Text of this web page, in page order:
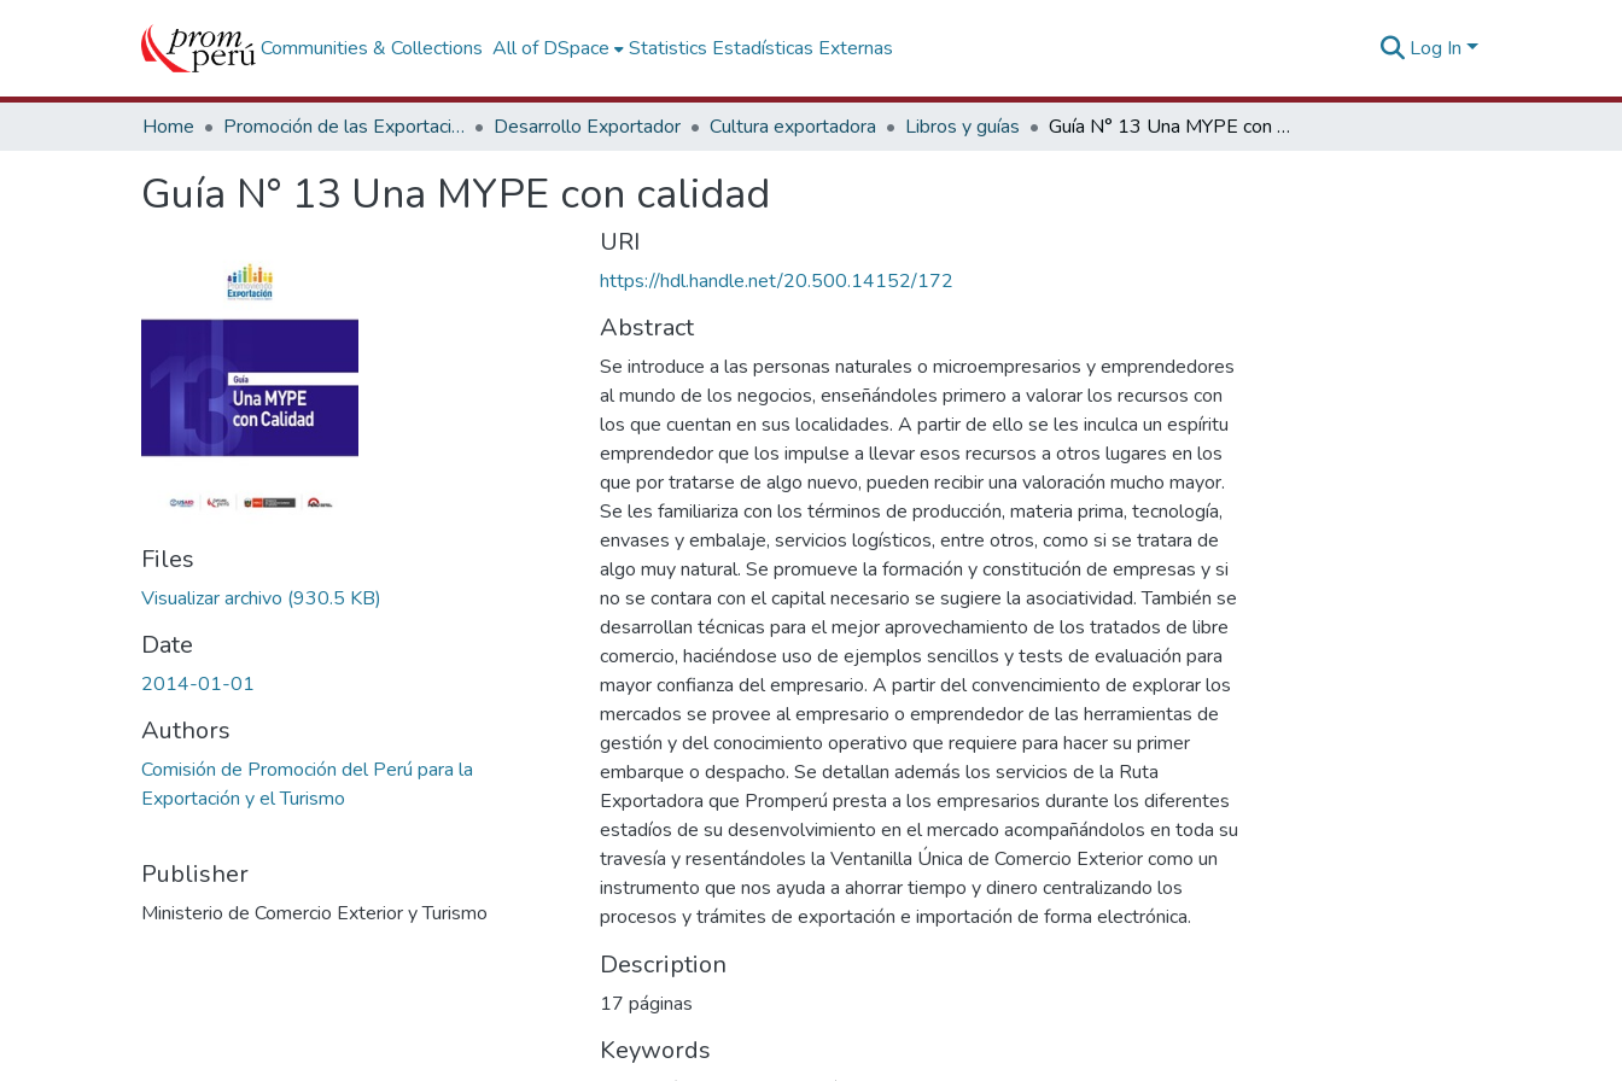
Communities & Collections All of DSpace Statistics Estadísticas Externas Log In
Home Promoción de las Exportaciones Desarrollo Exportador Cultura exportadora Libros y guías Guía N° 13 Una MYPE con calidad
Guía N° 13 Una MYPE con calidad
Files
Visualizar archivo (930.5 KB)
Date
2014-01-01
Authors
Comisión de Promoción del Perú para la
Exportación y el Turismo
Publisher
Ministerio de Comercio Exterior y Turismo
URI
https://hdl.handle.net/20.500.14152/172
Abstract
Se introduce a las personas naturales o microempresarios y emprendedores
al mundo de los negocios, enseñándoles primero a valorar los recursos con
los que cuentan en sus localidades. A partir de ello se les inculca un espíritu
emprendedor que los impulse a llevar esos recursos a otros lugares en los
que por tratarse de algo nuevo, pueden recibir una valoración mucho mayor.
Se les familiariza con los términos de producción, materia prima, tecnología,
envases y embalaje, servicios logísticos, entre otros, como si se tratara de
algo muy natural. Se promueve la formación y constitución de empresas y si
no se contara con el capital necesario se sugiere la asociatividad. También se
desarrollan técnicas para el mejor aprovechamiento de los tratados de libre
comercio, haciéndose uso de ejemplos sencillos y tests de evaluación para
mayor confianza del empresario. A partir del convencimiento de explorar los
mercados se provee al empresario o emprendedor de las herramientas de
gestión y del conocimiento operativo que requiere para hacer su primer
embarque o despacho. Se detallan además los servicios de la Ruta
Exportadora que Promperú presta a los empresarios durante los diferentes
estadíos de su desenvolvimiento en el mercado acompañándolos en toda su
travesía y resentándoles la Ventanilla Única de Comercio Exterior como un
instrumento que nos ayuda a ahorrar tiempo y dinero centralizando los
procesos y trámites de exportación e importación de forma electrónica.
Description
17 páginas
Keywords